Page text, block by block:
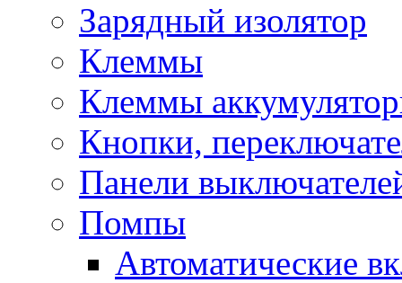
Зарядный изолятор
Клеммы
Клеммы
Кнопки,
Панели
Помпы
Автоматические